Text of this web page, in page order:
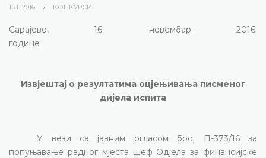
15.11.2016. КОНКУРСИ
Сарајево, 16. новембар
2016.
године
Извјештај о резултатима оцјењивања писменог
дијела испита
У вези са јавним огласом број П-373/16 за
попуњавање радног мјеста шеф Одјела за финансијске